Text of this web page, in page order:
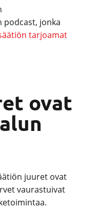
podcast, jonka
tarjoamat
ovat
juuret ovat
vaurastuivat